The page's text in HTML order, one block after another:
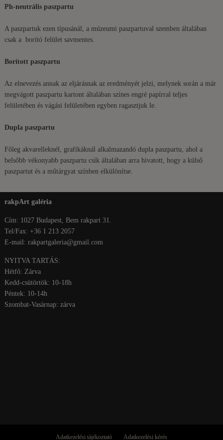
Ph-neutrális paszpartu
A paszpartuk ezen típusánál, a múzeumi paszpartuval szemben általában
csak a borító felület savmentes.
Borított paszpartu
Az elnevezés annak az eljárásnak az eredményét jelzi, melynek során a már
megvágott paszpartu kartont általában színes engré papírral teljes
felületében és vágási felületében egyben ragasztjuk le.
Dupla paszpartu
Főleg akvarelleknél, grafikáknál alkalmazandó dupla paszpartu, ahol a
belsőbb vékonyabb paszpartu csík általában arra hivatott, hogy a külső
paszpartut és a műtárgyat színben elkülönítse.
rakpArt galéria
Cím: 1027 Budapest, Bem rakpart 31.
Tel/Fax: +36 1 213 2057
E-mail: rakpartgaleria@gmail.com
NYITVA TARTÁS:
Hétfő: Zárva
Kedd-csütörtök: 10-18h
Péntek: 10-14h
Szombat-Vasárnap: zárva
Adatkezelési tájékoztató Adatkezelési kérés